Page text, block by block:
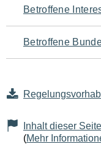
Betroffene
Betroffene
Inhalt dieser
(Mehr